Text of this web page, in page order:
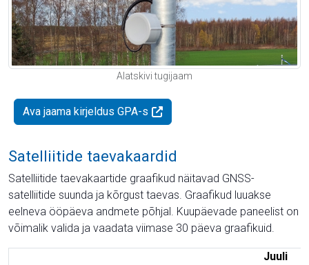
Alatskivi tugijaam
Ava jaama kirjeldus GPA-s
Satelliitide taevakaardid
Satelliitide taevakaartide graafikud näitavad GNSS-
satelliitide suunda ja kõrgust taevas. Graafikud luuakse
eelneva ööpäeva andmete põhjal. Kuupäevade paneelist on
võimalik valida ja vaadata viimase 30 päeva graafikuid.
Juuli